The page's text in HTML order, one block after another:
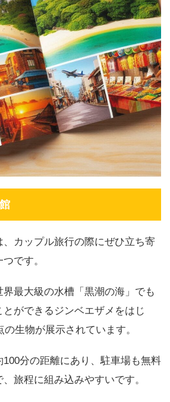
、カップル旅行の際にぜひ立ち寄
です。
最大級の水槽「黒潮の海」でも
とができるジンベエザメをはじ
生物が展示されています。
分の距離にあり、駐車場も無料
旅程に組み込みやすいです。